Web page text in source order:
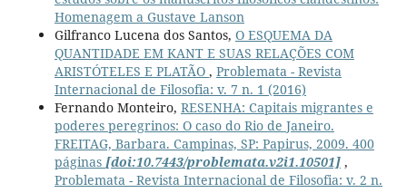
Homenagem a Gustave Lanson
Gilfranco Lucena dos Santos, O ESQUEMA DA
QUANTIDADE EM KANT E SUAS RELAÇÕES COM
ARISTÓTELES E PLATÃO , Problemata - Revista
Internacional de Filosofia: v. 7 n. 1 (2016)
Fernando Monteiro, RESENHA: Capitais migrantes e
poderes peregrinos: O caso do Rio de Janeiro.
FREITAG, Barbara. Campinas, SP: Papirus, 2009. 400
páginas [doi:10.7443/problemata.v2i1.10501],
Problemata - Revista Internacional de Filosofia: v. 2 n.